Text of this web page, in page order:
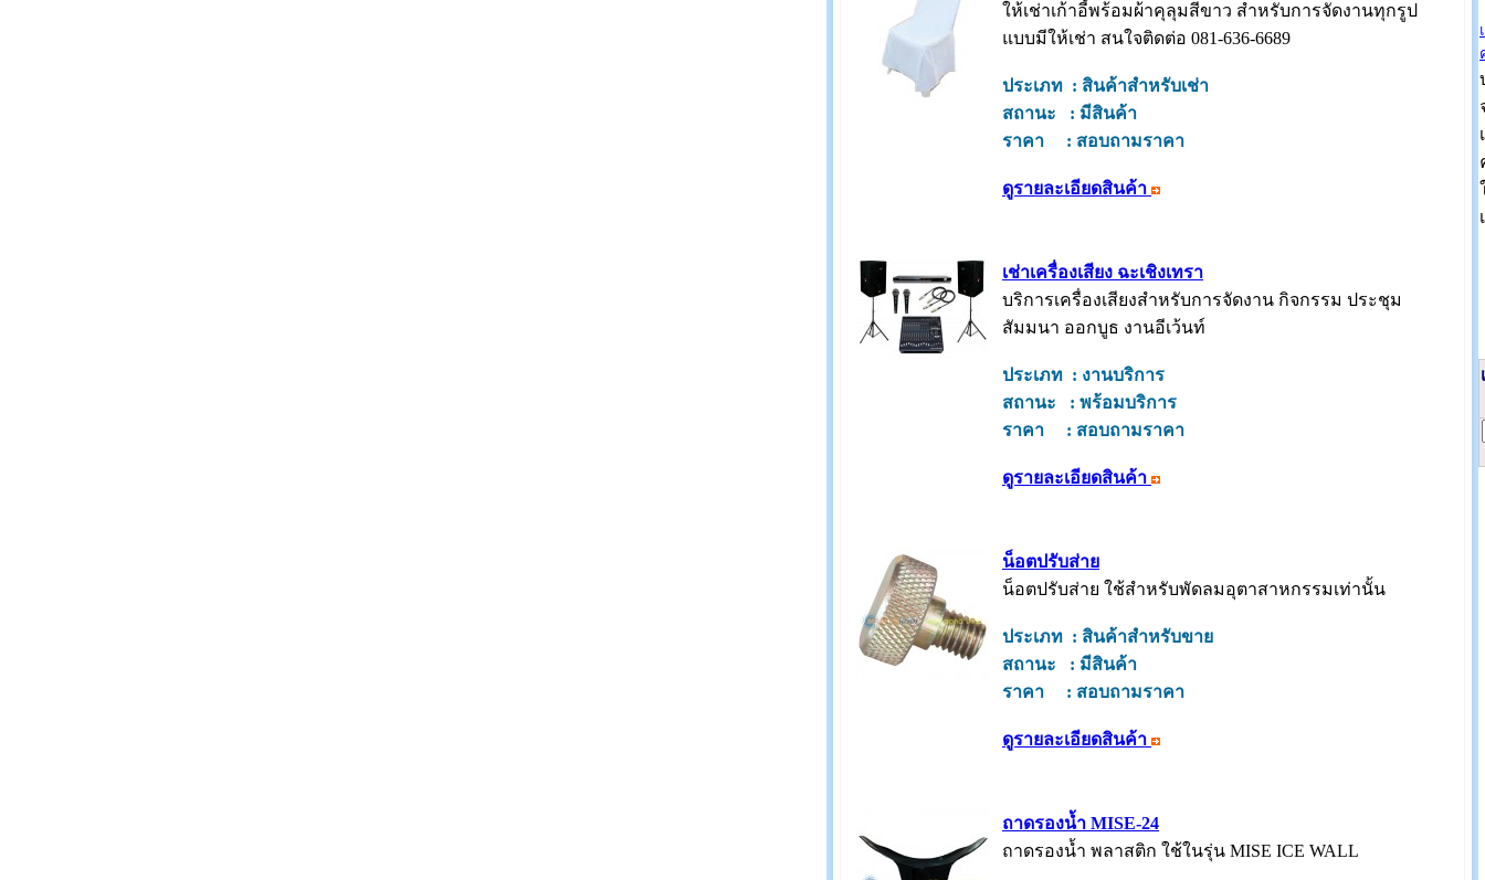
ให้เช่าเก้าอี้พร้อมผ้าคุลุมสีขาว สำหรับการจัดงานทุกรูป
แบบมีให้เช่า สนใจติดต่อ 081-636-6689
ประเภท : สินค้าสำหรับเช่า
สถานะ : มีสินค้า
ราคา : สอบถามราคา
ดูรายละเอียดสินค้า
เช่าเครื่องเสียง ฉะเชิงเทรา
บริการเครื่องเสียงสำหรับการจัดงาน กิจกรรม ประชุม
สัมมนา ออกบูธ งานอีเว้นท์
ประเภท : งานบริการ
สถานะ : พร้อมบริการ
ราคา : สอบถามราคา
ดูรายละเอียดสินค้า
น็อตปรับส่าย
น็อตปรับส่าย ใช้สำหรับพัดลมอุตาสาหกรรมเท่านั้น
ประเภท : สินค้าสำหรับขาย
สถานะ : มีสินค้า
ราคา : สอบถามราคา
ดูรายละเอียดสินค้า
ถาดรองน้ำ MISE-24
ถาดรองน้ำ พลาสติก ใช้ในรุ่น MISE ICE WALL